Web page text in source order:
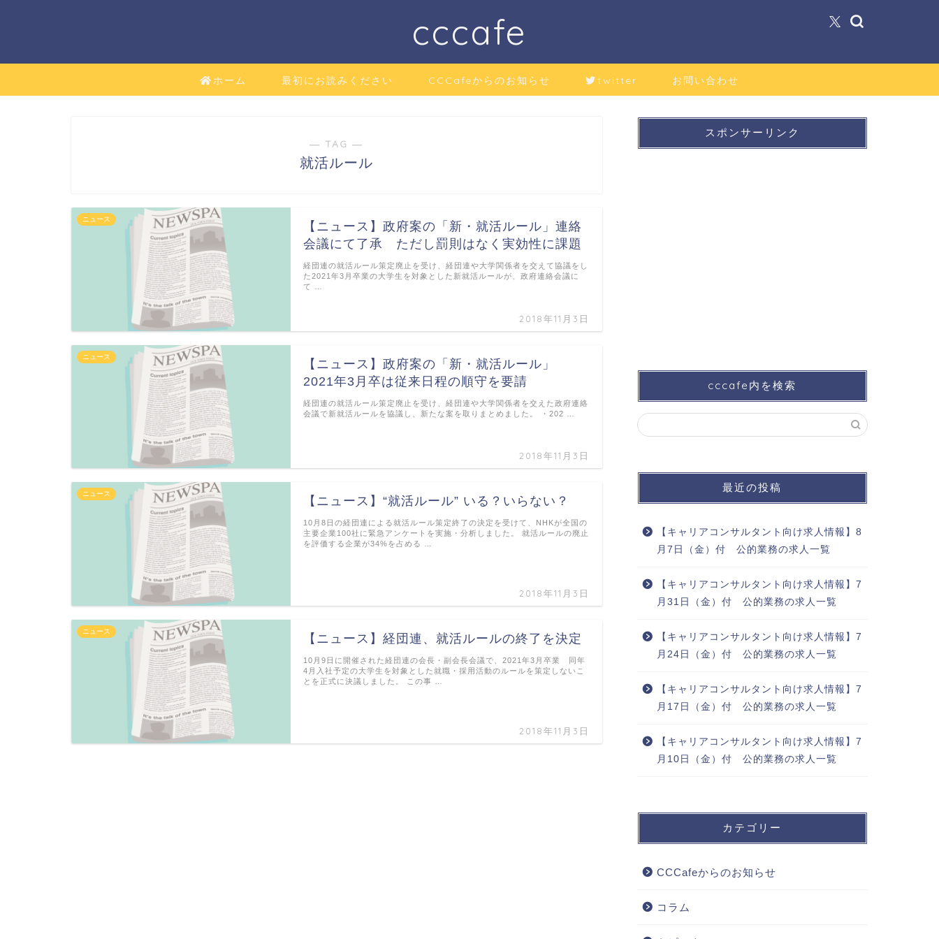
cccafe
ホーム 最初にお読みください CCCafeからのお知らせ twitter お問い合わせ
― TAG ―
就活ルール
ニュース
【ニュース】政府案の「新・就活ルール」連絡
会議にて了承 ただし罰則はなく実効性に課題
2018年11月3日
経団連の就活ルール策定廃止を受け、経団連や大学関係者を交えて協議をし
た2021年3月卒業の大学生を対象とした新就活ルールが、政府連絡会議に
て …
ニュース
【ニュース】政府案の「新・就活ルール」
2021年3月卒は従来日程の順守を要請
2018年11月3日
経団連の就活ルール策定廃止を受け、経団連や大学関係者を交えた政府連絡
会議で新就活ルールを協議し、新たな案を取りまとめました。 ・202 …
ニュース
【ニュース】“就活ルール” いる？いらない？
2018年11月3日
10月8日の経団連による就活ルール策定終了の決定を受けて、NHKが全国の
主要企業100社に緊急アンケートを実施・分析しました。 就活ルールの廃止
を評価する企業が34%を占める …
ニュース
【ニュース】経団連、就活ルールの終了を決定
2018年11月3日
10月9日に開催された経団連の会長・副会長会議で、2021年3月卒業 同年
4月入社予定の大学生を対象とした就職・採用活動のルールを策定しないこ
とを正式に決議しました。 この事 …
スポンサーリンク
cccafe内を検索
最近の投稿
【キャリアコンサルタント向け求人情報】8
月7日（金）付 公的業務の求人一覧
【キャリアコンサルタント向け求人情報】7
月31日（金）付 公的業務の求人一覧
【キャリアコンサルタント向け求人情報】7
月24日（金）付 公的業務の求人一覧
【キャリアコンサルタント向け求人情報】7
月17日（金）付 公的業務の求人一覧
【キャリアコンサルタント向け求人情報】7
月10日（金）付 公的業務の求人一覧
カテゴリー
CCCafeからのお知らせ
コラム